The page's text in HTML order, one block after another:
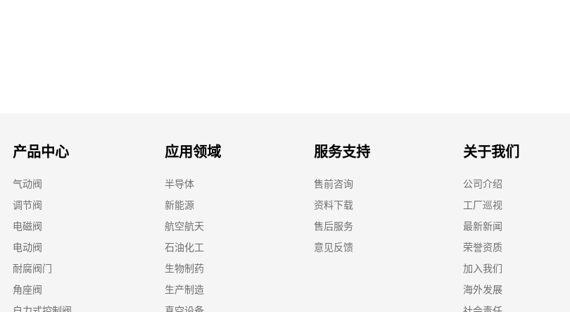
产品中心
气动阀
调节阀
电磁阀
电动阀
耐腐阀门
角座阀
应用领域
半导体
新能源
航空航天
石油化工
生物制药
生产制造
服务支持
售前咨询
资料下载
售后服务
意见反馈
关于我们
公司介绍
工厂巡视
最新新闻
荣誉资质
加入我们
海外发展